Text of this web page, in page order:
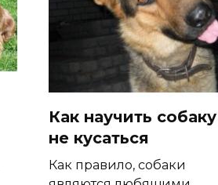
Как научить собаку
не кусаться
Как правило, собаки